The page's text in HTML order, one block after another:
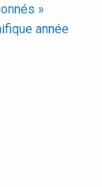
»
année